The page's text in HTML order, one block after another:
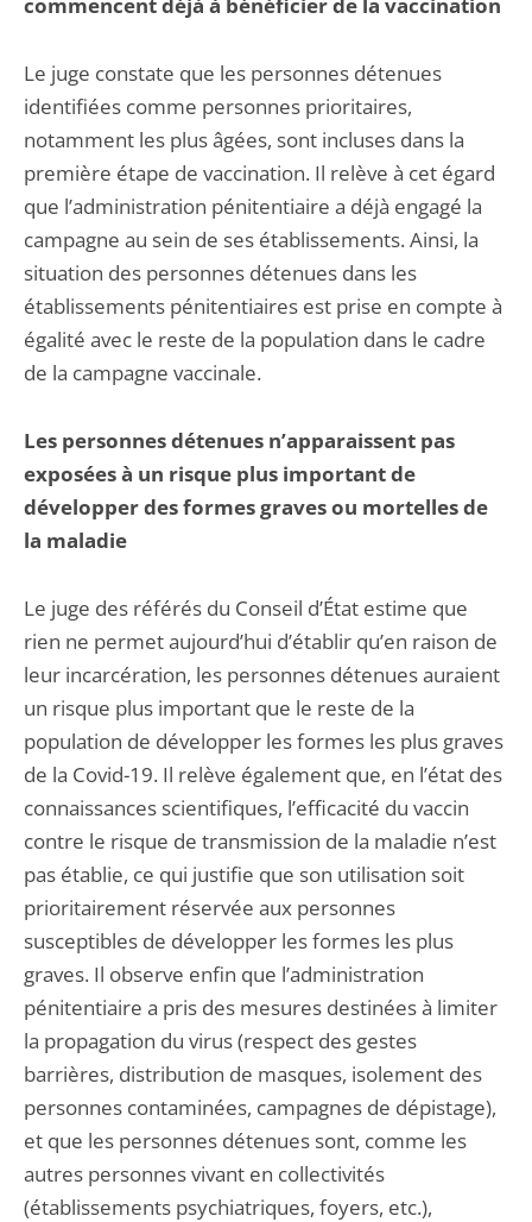
Le juge constate que les personnes détenues
identifiées comme personnes prioritaires,
notamment les plus âgées, sont incluses dans la
première étape de vaccination. Il relève à cet égard
que l’administration pénitentiaire a déjà engagé la
campagne au sein de ses établissements. Ainsi, la
situation des personnes détenues dans les
établissements pénitentiaires est prise en compte à
égalité avec le reste de la population dans le cadre
de la campagne vaccinale.
Les personnes détenues n’apparaissent pas
exposées à un risque plus important de
développer des formes graves ou mortelles de
la maladie
Le juge des référés du Conseil d’État estime que
rien ne permet aujourd’hui d’établir qu’en raison de
leur incarcération, les personnes détenues auraient
un risque plus important que le reste de la
population de développer les formes les plus graves
de la Covid-19. Il relève également que, en l’état des
connaissances scientifiques, l’efficacité du vaccin
contre le risque de transmission de la maladie n’est
pas établie, ce qui justifie que son utilisation soit
prioritairement réservée aux personnes
susceptibles de développer les formes les plus
graves. Il observe enfin que l’administration
pénitentiaire a pris des mesures destinées à limiter
la propagation du virus (respect des gestes
barrières, distribution de masques, isolement des
personnes contaminées, campagnes de dépistage),
et que les personnes détenues sont, comme les
autres personnes vivant en collectivités
(établissements psychiatriques, foyers, etc.),